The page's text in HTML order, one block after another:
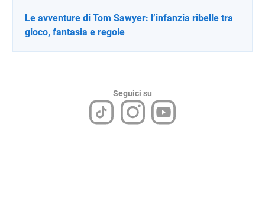
Le avventure di Tom Sawyer: l’infanzia ribelle tra
gioco, fantasia e regole
Seguici su